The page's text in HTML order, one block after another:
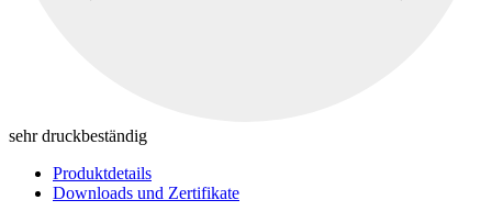
sehr druckbeständig
Produktdetails
Downloads und Zertifikate